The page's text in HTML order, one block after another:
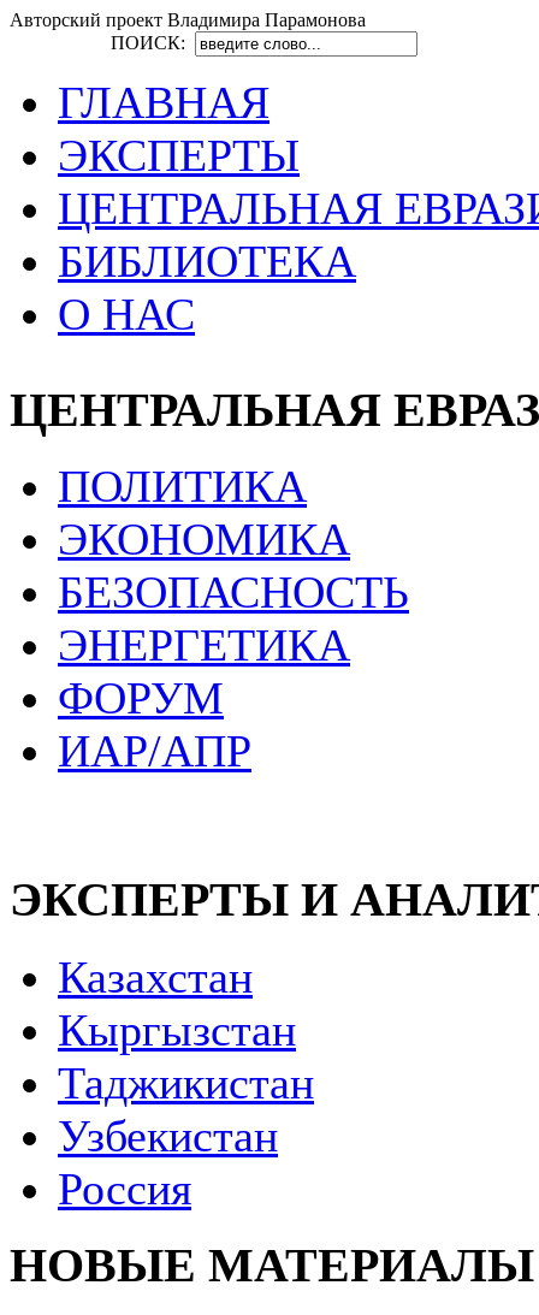
Авторский проект Владимира Парамонова
ПОИСК:
ГЛАВНАЯ
ЭКСПЕРТЫ
ЦЕНТРАЛЬНАЯ
БИБЛИОТЕКА
О НАС
ЦЕНТРАЛЬНАЯ
ПОЛИТИКА
ЭКОНОМИКА
БЕЗОПАСНОСТЬ
ЭНЕРГЕТИКА
ФОРУМ
ИАР/АПР
ЭКСПЕРТЫ И
Казахстан
Кыргызстан
Таджикистан
Узбекистан
Россия
НОВЫЕ МАТЕРИАЛЫ